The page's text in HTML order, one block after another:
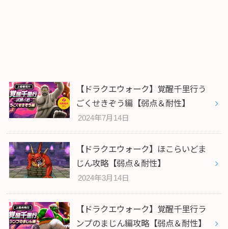
【ドラクエウォーク】覚醒千里行う
ごくせきぞう編【弱点＆耐性】
2024年7月14日
【ドラクエウォーク】ほこらいどま
じん攻略【弱点＆耐性】
2024年3月14日
【ドラクエウォーク】覚醒千里行ラ
ンプのまじん編攻略【弱点＆耐性】